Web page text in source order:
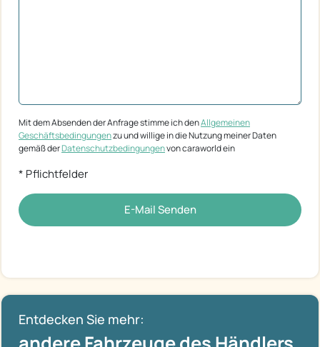
Mit dem Absenden der Anfrage stimme ich denAllgemeinen
Geschäftsbedingungenzu und willige in die Nutzung meiner Daten
gemäß derDatenschutzbedingungenvon caraworld ein
* Pflichtfelder
E-Mail Senden
Entdecken Sie mehr: